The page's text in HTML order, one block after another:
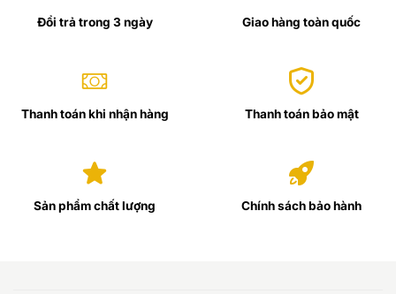
Đổi trả trong 3 ngày Giao hàng toàn quốc
Thanh toán khi nhận hàng Thanh toán bảo mật
Sản phẩm chất lượng Chính sách bảo hành